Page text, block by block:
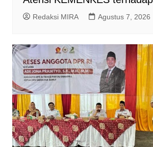
Redaksi MIRA Agustus 7, 2026